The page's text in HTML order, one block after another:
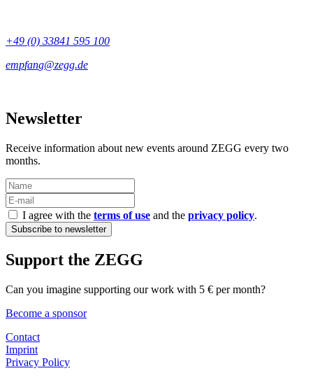
+49 (0) 33841 595 100
Newsletter
Receive information about new events around ZEGG every two
months.
I agree with the terms of use and the privacy policy.
Support the ZEGG
Can you imagine supporting our work with 5 € per month?
Become a sponsor
Contact
Imprint
Privacy Policy